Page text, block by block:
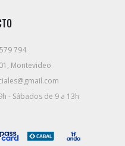
794
Montevideo
- Sábados de 9 a 13h